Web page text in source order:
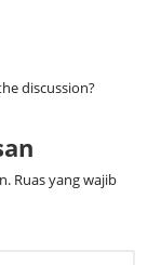
discussion?
Ruas yang wajib